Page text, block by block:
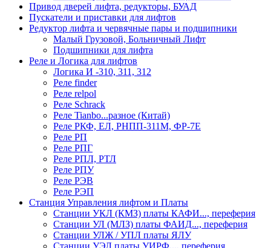
Привод дверей лифта, редукторы, БУАД
Пускатели и приставки для лифтов
Редуктор лифта и червячные пары и подшипники
Малый Грузовой, Больничный Лифт
Подшипники для лифта
Реле и Логика для лифтов
Логика И -310, 311, 312
Реле findеr
Реле relpol
Реле Schrack
Реле Tianbo...разное (Китай)
Реле РКФ, ЕЛ, РНПП-311М, ФР-7Е
Реле РП
Реле РПГ
Реле РПЛ, РТЛ
Реле РПУ
Реле РЭВ
Реле РЭП
Станция Управления лифтом и Платы
Станции УКЛ (КМЗ) платы КАФИ..., переферия
Станции УЛ (МЛЗ) платы ФАИД..., переферия
Станции УЛЖ / УПЛ платы ЯЛУ